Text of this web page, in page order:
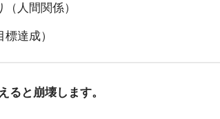
人間関係）
達成）
と崩壊します。